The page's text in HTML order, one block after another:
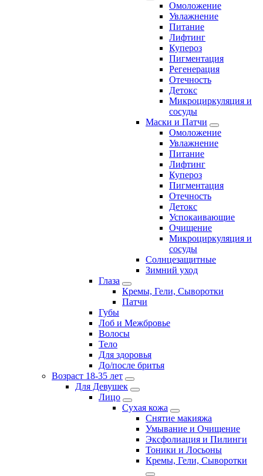
Омоложение
Увлажнение
Питание
Лифтинг
Купероз
Пигментация
Регенерация
Отечность
Детокс
Микроциркуляция и
сосуды
Маски и Патчи
Омоложение
Увлажнение
Питание
Лифтинг
Купероз
Пигментация
Отечность
Детокс
Успокаивающие
Очищение
Микроциркуляция и
сосуды
Солнцезащитные
Зимний уход
Глаза
Кремы, Гели, Сыворотки
Патчи
Губы
Лоб и Межбровье
Волосы
Тело
Для здоровья
До/после бритья
Возраст 18-35 лет
Для Девушек
Лицо
Сухая кожа
Снятие макияжа
Умывание и Очищение
Эксфолиация и Пилинги
Тоники и Лосьоны
Кремы, Гели, Сыворотки